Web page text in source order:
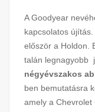
A Goodyear
kapcsolatos újítás.
először a Holdon.
talán legnagyobb
négyévszakos
ben bemutatásra
amely a Chevrolet